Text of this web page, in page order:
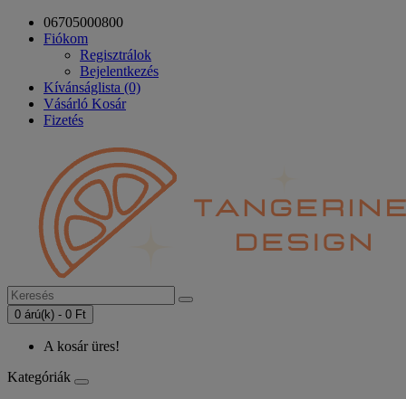
06705000800
Fiókom
Regisztrálok
Bejelentkezés
Kívánságlista (0)
Vásárló Kosár
Fizetés
0 árú(k) - 0 Ft
A kosár üres!
Kategóriák